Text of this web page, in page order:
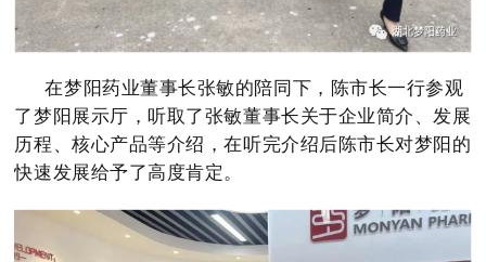
在梦阳药业董事长张敏的陪同下，陈市长一行参观
了梦阳展示厅，听取了张敏董事长关于企业简介、发展
历程、核心产品等介绍，在听完介绍后陈市长对梦阳的
快速发展给予了高度肯定。